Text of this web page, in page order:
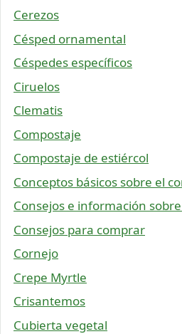
Cerezos
Césped ornamental
Céspedes específicos
Ciruelos
Clematis
Compostaje
Compostaje de estiércol
Conceptos básicos sobre el
Consejos e información
Consejos para comprar
Cornejo
Crepe Myrtle
Crisantemos
Cubierta vegetal